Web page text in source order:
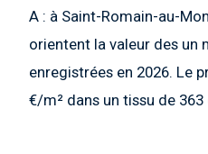
A : à Saint-Romain-au-
orientent la valeur des un
enregistrées en 2026. Le
€/m² dans un tissu de